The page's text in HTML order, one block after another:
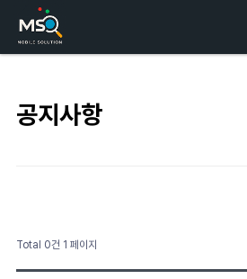
공지사항
Total 0건 1 페이지